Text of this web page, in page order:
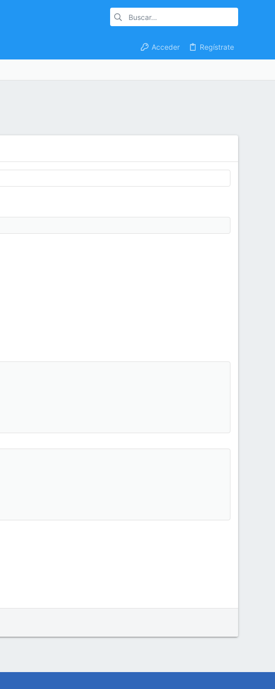
Acceder Regístrate